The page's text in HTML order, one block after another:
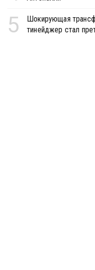
5
Шокирующая
тинейджер стал